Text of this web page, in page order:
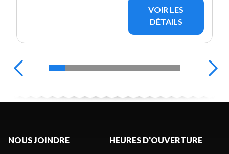
VOIR LES
DÉTAILS
NOUS JOINDRE HEURES D'OUVERTURE